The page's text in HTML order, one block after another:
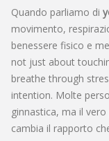
Quando parliamo di
movimento,
benessere fisico e
not just about
breathe through
intention. Molte
ginnastica, ma il
cambia il rapporto